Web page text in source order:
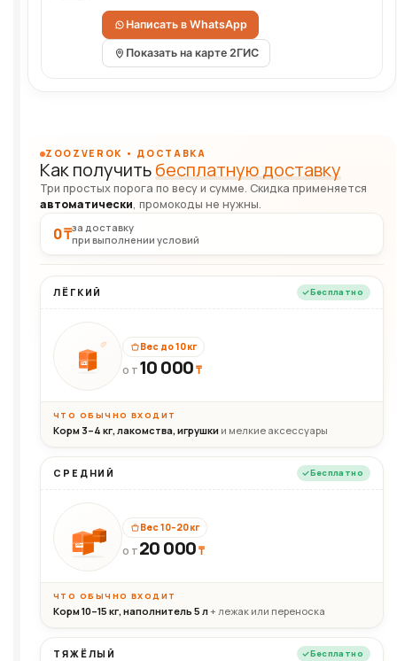
Написать в WhatsApp
Показать на карте 2ГИС
ZOOZVEROK • ДОСТАВКА
Как получитьбесплатную доставку
Три простых порога по весу и сумме. Скидка применяется
автоматически, промокоды не нужны.
0 ₸за доставку
при выполнении условий
ЛЁГКИЙ Бесплатно
10кг
Вес до 10 кг
ОТ 10 000₸
ЧТО ОБЫЧНО ВХОДИТ
Корм 3–4 кг, лакомства, игрушки и мелкие аксессуары
СРЕДНИЙ Бесплатно
20кг
Вес 10–20 кг
ОТ 20 000₸
ЧТО ОБЫЧНО ВХОДИТ
Корм 10–15 кг, наполнитель 5 л+ лежак или переноска
ТЯЖЁЛЫЙ Бесплатно